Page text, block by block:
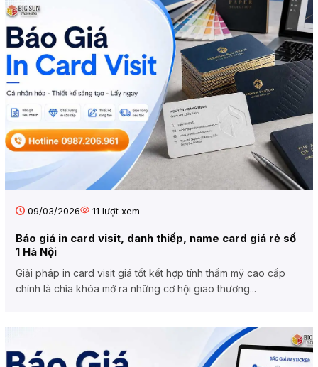
09/03/2026 11 lượt xem
Báo giá in card visit, danh thiếp, name card giá rẻ số
1 Hà Nội
Giải pháp in card visit giá tốt kết hợp tính thẩm mỹ cao cấp
chính là chìa khóa mở ra những cơ hội giao thương...